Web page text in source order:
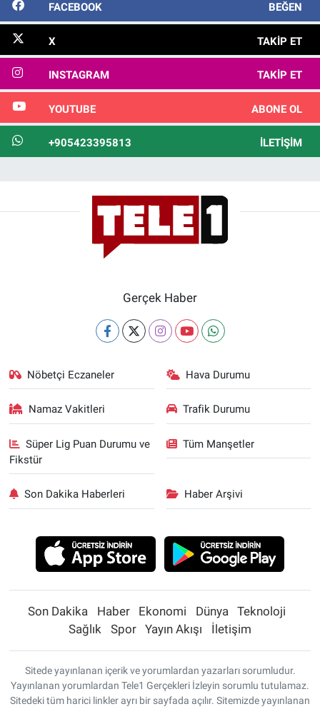
FACEBOOK BEĞEN
X TAKIP ET
INSTAGRAM TAKIP ET
YOUTUBE ABONE OL
+905423395813 İLETIŞIM
Gerçek Haber
Nöbetçi Eczaneler Hava Durumu
Namaz Vakitleri Trafik Durumu
Süper Lig Puan Durumu ve
Fikstür
Tüm Manşetler
Son Dakika Haberleri Haber Arşivi
Son Dakika Haber Ekonomi Dünya
Teknoloji
Sağlık
Spor Yayın Akışı İletişim
Sitede yayınlanan içerik ve yorumlardan yazarları sorumludur.
Yayınlanan yorumlardan Tele1 Gerçekleri İzleyin sorumlu tutulamaz.
Sitedeki tüm harici linkler ayrı bir sayfada açılır. Sitemizde yayınlanan